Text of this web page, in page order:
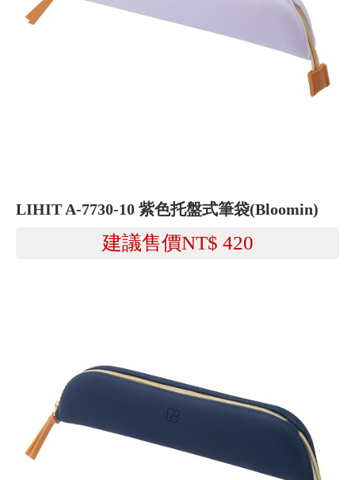
LIHIT A-7730-10 紫色托盤式筆袋(Bloomin)
建議售價NT$ 420